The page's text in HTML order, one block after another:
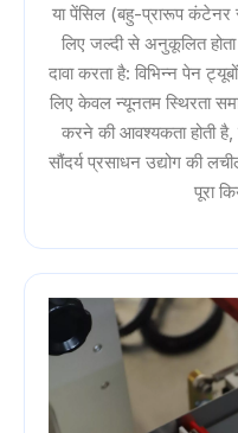
या पेंसिल (बहु-प्रारूप कंटेनर
लिए जल्दी से अनुकूलित होता
दावा करता है: विभिन्न पेन
लिए केवल न्यूनतम स्थिरता
करने की आवश्यकता होती
सौंदर्य प्रसाधन उद्योग की
पूरा